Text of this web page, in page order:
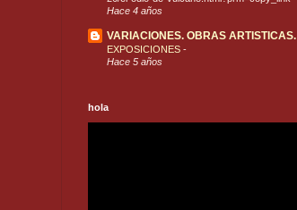
Hace 4 años
VARIACIONES. OBRAS ARTISTICAS.
EXPOSICIONES -
Hace 5 años
hola